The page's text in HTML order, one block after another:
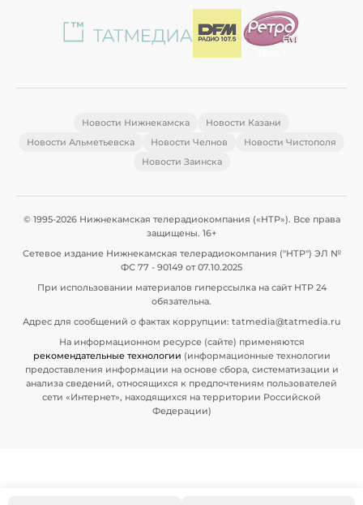
Новости Нижнекамска
Новости Казани
Новости Альметьевска
Новости Челнов
Новости Чистополя
Новости Заинска
© 1995-2026 Нижнекамская телерадиокомпания («НТР»). Все права
защищены. 16+
Сетевое издание Нижнекамская телерадиокомпания ("НТР") ЭЛ №
ФС 77 - 90149 от 07.10.2025
При использовании материалов гиперссылка на сайт НТР 24
обязательна.
Адрес для сообщений о фактах коррупции: tatmedia@tatmedia.ru
На информационном ресурсе (сайте) применяются
рекомендательные технологии (информационные технологии
предоставления информации на основе сбора, систематизации и
анализа сведений, относящихся к предпочтениям пользователей
сети «Интернет», находящихся на территории Российской
Федерации)